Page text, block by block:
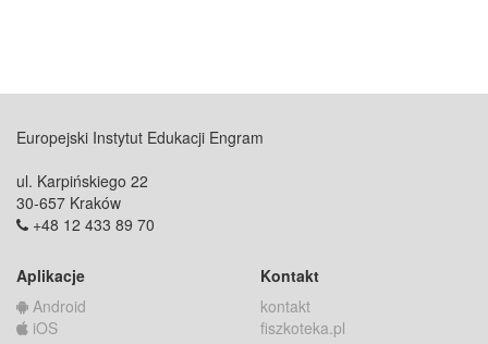
Europejski Instytut Edukacji Engram
ul. Karpińskiego 22
30-657 Kraków
+48 12 433 89 70
Aplikacje
Android
iOS
Kontakt
kontakt
fiszkoteka.pl